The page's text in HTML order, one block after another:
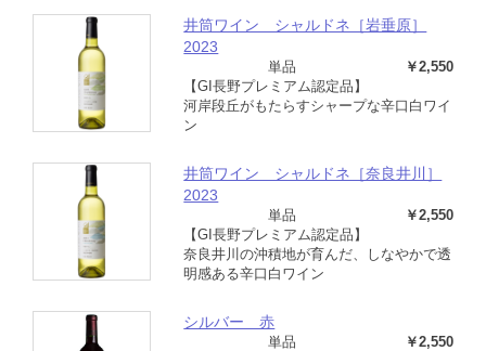
井筒ワイン シャルドネ［岩垂原］
2023
単品
￥2,550
【GI長野プレミアム認定品】
河岸段丘がもたらすシャープな辛口白ワイ
ン
井筒ワイン シャルドネ［奈良井川］
2023
単品
￥2,550
【GI長野プレミアム認定品】
奈良井川の沖積地が育んだ、しなやかで透
明感ある辛口白ワイン
シルバー 赤
単品
￥2,550